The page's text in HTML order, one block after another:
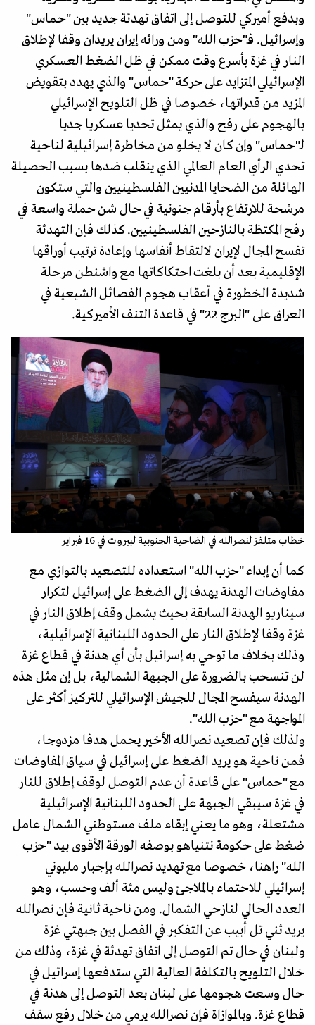
وبدفع أميركي للتوصل إلى اتفاق تهدئة جديد بين "حماس"
وإسرائيل. فـ"حزب الله" ومن ورائه إيران يريدان وقفا لإطلاق
النار في غزة بأسرع وقت ممكن في ظل الضغط العسكري
الإسرائيلي المتزايد على حركة "حماس" والذي يهدد بتقويض
المزيد من قدراتها، خصوصا في ظل التلويح الإسرائيلي
بالهجوم على رفح والذي يمثل تحديا عسكريا جديا
لـ"حماس" وإن كان لا يخلو من مخاطرة إسرائيلية لناحية
تحدي الرأي العام العالمي الذي ينقلب ضدها بسبب الحصيلة
الهائلة من الضحايا المدنيين الفلسطينيين والتي ستكون
مرشحة للارتفاع بأرقام جنونية في حال شن حملة واسعة في
رفح المكتظة بالنازحين الفلسطينيين. كذلك فإن التهدئة
تفسح المجال لإيران لالتقاط أنفاسها وإعادة ترتيب أوراقها
الإقليمية بعد أن بلغت احتكاكاتها مع واشنطن مرحلة
شديدة الخطورة في أعقاب هجوم الفصائل الشيعية في
العراق على "البرج 22" في قاعدة التنف الأميركية.
خطاب متلفز لنصرالله في الضاحية الجنوبية لبيروت في 16 فبراير
كما أن إبداء "حزب الله" استعداده للتصعيد بالتوازي مع
مفاوضات الهدنة يهدف إلى الضغط على إسرائيل لتكرار
سيناريو الهدنة السابقة بحيث يشمل وقف إطلاق النار في
غزة وقفا لإطلاق النار على الحدود اللبنانية الإسرائيلية،
وذلك بخلاف ما توحي به إسرائيل بأن أي هدنة في قطاع غزة
لن تنسحب بالضرورة على الجبهة الشمالية، بل إن مثل هذه
الهدنة سيفسح المجال للجيش الإسرائيلي للتركيز أكثر على
المواجهة مع "حزب الله".
ولذلك فإن تصعيد نصرالله الأخير يحمل هدفا مزدوجا،
فمن ناحية هو يريد الضغط على إسرائيل في سياق المفاوضات
مع "حماس" على قاعدة أن عدم التوصل لوقف إطلاق للنار
في غزة سيبقي الجبهة على الحدود اللبنانية الإسرائيلية
مشتعلة، وهو ما يعني إبقاء ملف مستوطني الشمال عامل
ضغط على حكومة نتنياهو بوصفه الورقة الأقوى بيد "حزب
الله" راهنا، خصوصا مع تهديد نصرالله بإجبار مليوني
إسرائيلي للاحتماء بالملاجئ وليس مئة ألف وحسب، وهو
العدد الحالي لنازحي الشمال. ومن ناحية ثانية فإن نصرالله
يريد ثني تل أبيب عن التفكير في الفصل بين جبهتي غزة
ولبنان في حال تم التوصل إلى اتفاق تهدئة في غزة، وذلك من
خلال التلويح بالتكلفة العالية التي ستدفعها إسرائيل في
حال وسعت هجومها على لبنان بعد التوصل إلى هدنة في
قطاع غزة. وبالموازاة فإن نصرالله يرمي من خلال رفع سقف